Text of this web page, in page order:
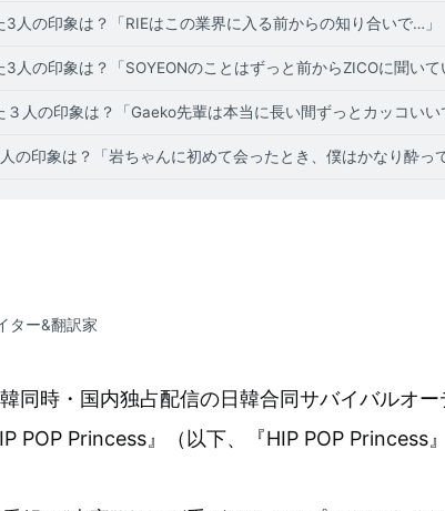
人の印象は？「RIEはこの業界に入る前からの知り合いで…」
3人の印象は？「SOYEONのことはずっと前からZICOに聞いて
３人の印象は？「Gaeko先輩は本当に長い間ずっとカッコい
の印象は？「岩ちゃんに初めて会ったとき、僕はかなり酔っ
ター&翻訳家
同時・国内独占配信の日韓合同サバイバルオ
POP Princess』（以下、『HIP POP Princess』